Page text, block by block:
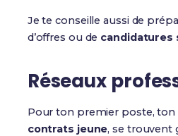
Je te conseille aussi de
d’offres ou de candidatures
Réseaux
Pour ton premier poste, ton
contrats jeune, se trouvent